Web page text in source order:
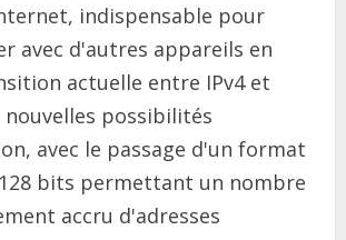
indispensable pour
avec d'autres appareils en
actuelle entre IPv4 et
nouvelles possibilités
avec le passage d'un format
bits permettant un nombre
accru d'adresses